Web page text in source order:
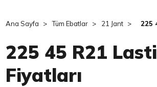
Ana Sayfa Tüm Ebatlar 21 Jant 225
225 45 R21
Fiyatları